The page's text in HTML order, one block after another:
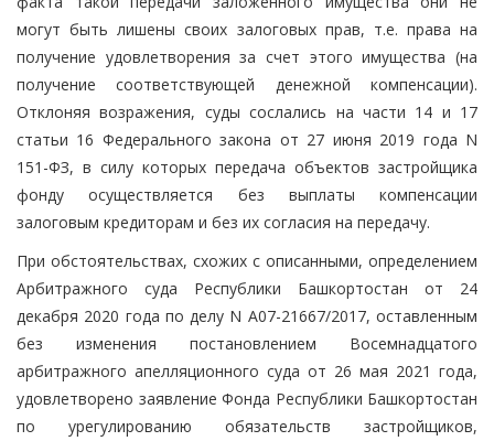
могут быть лишены своих залоговых прав, т.е. права на
получение удовлетворения за счет этого имущества (на
получение соответствующей денежной компенсации).
Отклоняя возражения, суды сослались на части 14 и 17
статьи 16 Федерального закона от 27 июня 2019 года N
151-ФЗ, в силу которых передача объектов застройщика
фонду осуществляется без выплаты компенсации
залоговым кредиторам и без их согласия на передачу.
При обстоятельствах, схожих с описанными, определением
Арбитражного суда Республики Башкортостан от 24
декабря 2020 года по делу N А07-21667/2017, оставленным
без изменения постановлением Восемнадцатого
арбитражного апелляционного суда от 26 мая 2021 года,
удовлетворено заявление Фонда Республики Башкортостан
по урегулированию обязательств застройщиков,